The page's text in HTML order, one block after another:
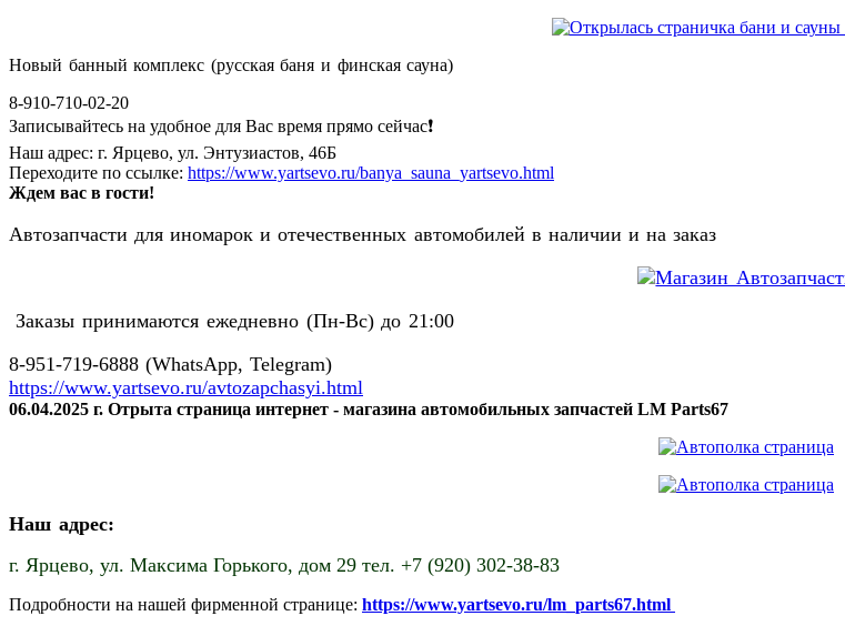
Новый банный комплекс (русская баня и финская сауна)
8-910-710-02-20
Записывайтесь на удобное для Вас время прямо сейчас❗️
Наш адрес: г. Ярцево, ул. Энтузиастов, 46Б
Переходите по ссылке: https://www.yartsevo.ru/banya_sauna_yartsevo.html
Ждем вас в гости!
Автозапчасти для иномарок и отечественных автомобилей в наличии и на заказ
Заказы принимаются ежедневно (Пн-Вс) до 21:00
8-951-719-6888 (WhatsApp, Telegram)
https://www.yartsevo.ru/avtozapchasyi.html
06.04.2025 г. Отрыта страница интернет - магазина автомобильных запчастей LM Parts67
Наш адрес:
г. Ярцево, ул. Максима Горького, дом 29 тел. +7 (920) 302-38-83
Подробности на нашей фирменной странице: https://www.yartsevo.ru/lm_parts67.html